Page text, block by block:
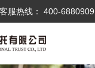
客服热线： 400-6880909